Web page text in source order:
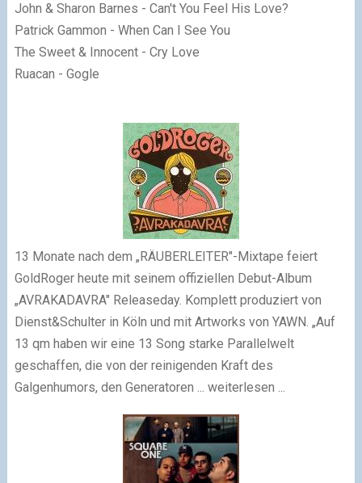
John & Sharon Barnes - Can't You Feel His Love?
Patrick Gammon - When Can I See You
The Sweet & Innocent - Cry Love
Ruacan - Gogle
13 Monate nach dem „RÄUBERLEITER"-Mixtape feiert
GoldRoger heute mit seinem offiziellen Debut-Album
„AVRAKADAVRA" Releaseday. Komplett produziert von
Dienst&Schulter in Köln und mit Artworks von YAWN. „Auf
13 qm haben wir eine 13 Song starke Parallelwelt
geschaffen, die von der reinigenden Kraft des
Galgenhumors, den Generatoren ... weiterlesen ...